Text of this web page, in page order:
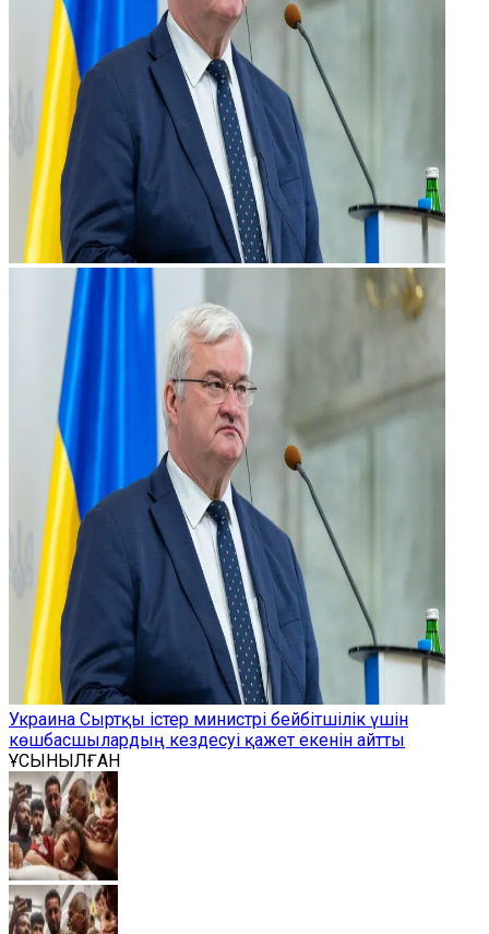
Украина Сыртқы істер министрі бейбітшілік үшін
көшбасшылардың кездесуі қажет екенін айтты
ҰСЫНЫЛҒАН